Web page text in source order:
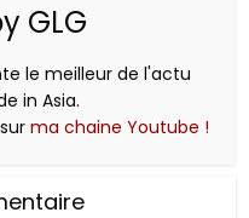
GLG
le meilleur de l'actu
in Asia.
ma chaine Youtube !